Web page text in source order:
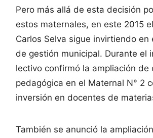
Pero más allá de esta decisión
estos maternales, en este 2015
Carlos Selva sigue invirtiendo en
de gestión municipal. Durante el
lectivo confirmó la ampliación de
pedagógica en el Maternal N° 2
inversión en docentes de
También se anunció la